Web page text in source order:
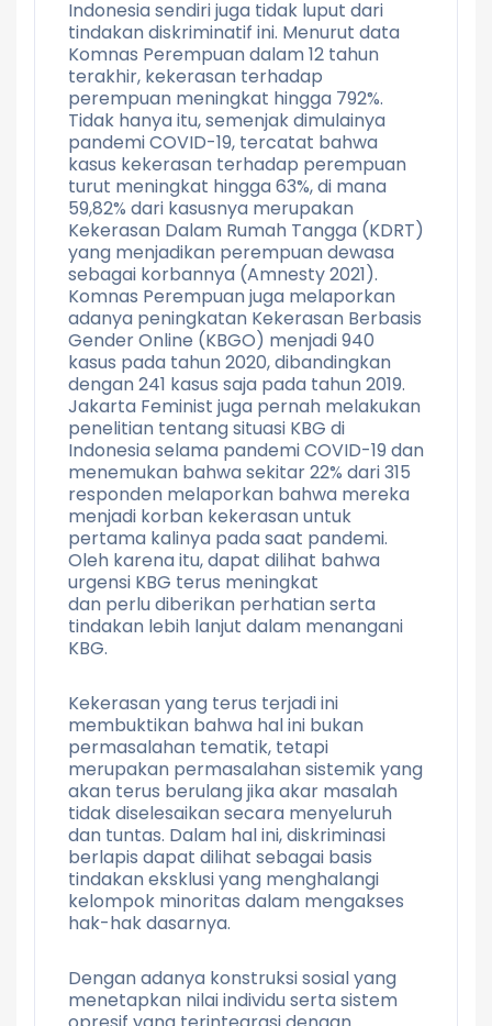
Indonesia sendiri juga tidak luput dari
tindakan diskriminatif ini. Menurut data
Komnas Perempuan dalam 12 tahun
terakhir, kekerasan terhadap
perempuan meningkat hingga 792%.
Tidak hanya itu, semenjak dimulainya
pandemi COVID-19, tercatat bahwa
kasus kekerasan terhadap perempuan
turut meningkat hingga 63%, di mana
59,82% dari kasusnya merupakan
Kekerasan Dalam Rumah Tangga (KDRT)
yang menjadikan perempuan dewasa
sebagai korbannya (Amnesty 2021).
Komnas Perempuan juga melaporkan
adanya peningkatan Kekerasan Berbasis
Gender Online (KBGO) menjadi 940
kasus pada tahun 2020, dibandingkan
dengan 241 kasus saja pada tahun 2019.
Jakarta Feminist juga pernah melakukan
penelitian tentang situasi KBG di
Indonesia selama pandemi COVID-19 dan
menemukan bahwa sekitar 22% dari 315
responden melaporkan bahwa mereka
menjadi korban kekerasan untuk
pertama kalinya pada saat pandemi.
Oleh karena itu, dapat dilihat bahwa
urgensi KBG terus meningkat
dan perlu diberikan perhatian serta
tindakan lebih lanjut dalam menangani
KBG.
Kekerasan yang terus terjadi ini
membuktikan bahwa hal ini bukan
permasalahan tematik, tetapi
merupakan permasalahan sistemik yang
akan terus berulang jika akar masalah
tidak diselesaikan secara menyeluruh
dan tuntas. Dalam hal ini, diskriminasi
berlapis dapat dilihat sebagai basis
tindakan eksklusi yang menghalangi
kelompok minoritas dalam mengakses
hak-hak dasarnya.
Dengan adanya konstruksi sosial yang
menetapkan nilai individu serta sistem